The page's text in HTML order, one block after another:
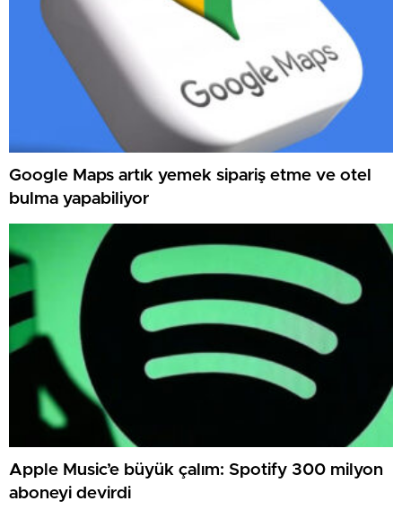
Google Maps artık yemek sipariş etme ve otel
bulma yapabiliyor
Apple Music’e büyük çalım: Spotify 300 milyon
aboneyi devirdi